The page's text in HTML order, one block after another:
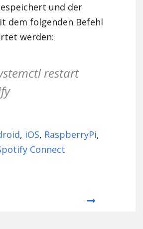
und der
dem folgenden Befehl
werden:
restart
, iOS, RaspberryPi,
Connect